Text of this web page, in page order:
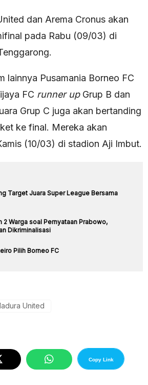
dan Arema Cronus akan
pada Rabu (09/03) di
lainnya Pusamania Borneo FC
FC runner upGrup B dan
Grup C juga akan bertanding
ke final. Mereka akan
(10/03) di stadion Aji Imbut.
Target Juara Super League Bersama
2 Warga soal Pernyataan Prabowo,
Dikriminalisasi
Pilih Borneo FC
United
Copy Link